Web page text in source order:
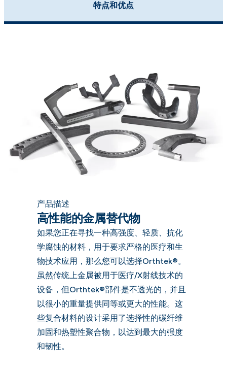
特点和优点
产品描述
高性能的金属替代物
如果您正在寻找一种高强度、轻质、抗化
学腐蚀的材料，用于要求严格的医疗和生
物技术应用，那么您可以选择Orthtek®。
虽然传统上金属被用于医疗/X射线技术的
设备，但Orthtek®部件是不透光的，并且
以很小的重量提供同等或更大的性能。这
些复合材料的设计采用了选择性的碳纤维
加固和热塑性聚合物，以达到最大的强度
和韧性。